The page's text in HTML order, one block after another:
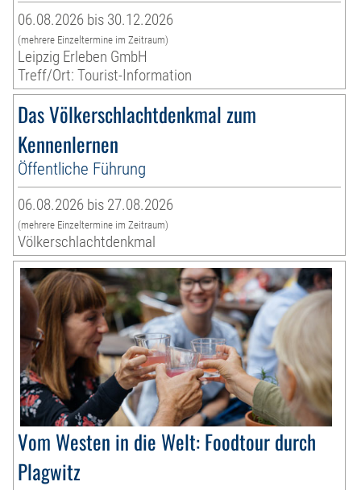
06.08.2026 bis 30.12.2026
(mehrere Einzeltermine im Zeitraum)
Leipzig Erleben GmbH
Treff/Ort: Tourist-Information
Das Völkerschlachtdenkmal zum
Kennenlernen
Öffentliche Führung
06.08.2026 bis 27.08.2026
(mehrere Einzeltermine im Zeitraum)
Völkerschlachtdenkmal
Vom Westen in die Welt: Foodtour durch
Plagwitz